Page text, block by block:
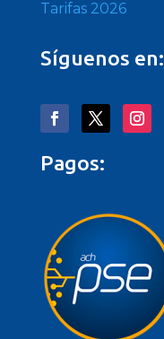
Tarifas 2026
Síguenos en:
Pagos: